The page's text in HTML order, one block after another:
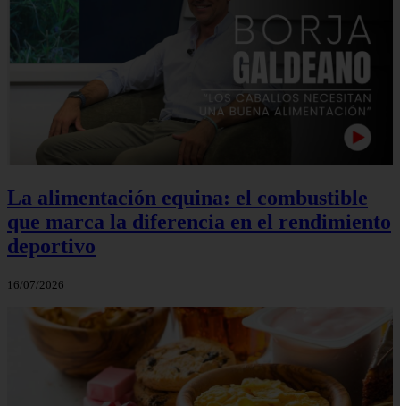
La alimentación equina: el combustible
que marca la diferencia en el rendimiento
deportivo
16/07/2026